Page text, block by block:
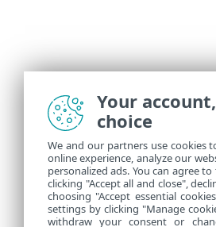
Your
choice
We and our partners use cookies
online experience, analyze our
personalized ads. You can agree
clicking "Accept all and close",
choosing "Accept essential
settings by clicking "Manage
withdraw your consent or